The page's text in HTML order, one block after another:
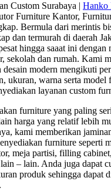
Custom Surabaya | Hanko
Furniture Kantor,
Bermula dari merintis
dan termurah di daerah
hingga saaat ini dengan
sekolah dan rumah. Kami
modern mengikuti
ukuran, warna serta model
layanan custom
furniture yang paling
harga yang relatif lebih
kami memberikan
furniture seperti
meja partisi, filling
– lain. Anda juga dapat
produk sehingga dapat